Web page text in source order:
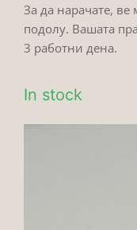
За да нарачате,
подолу. Вашата
3 работни дена.
In stock